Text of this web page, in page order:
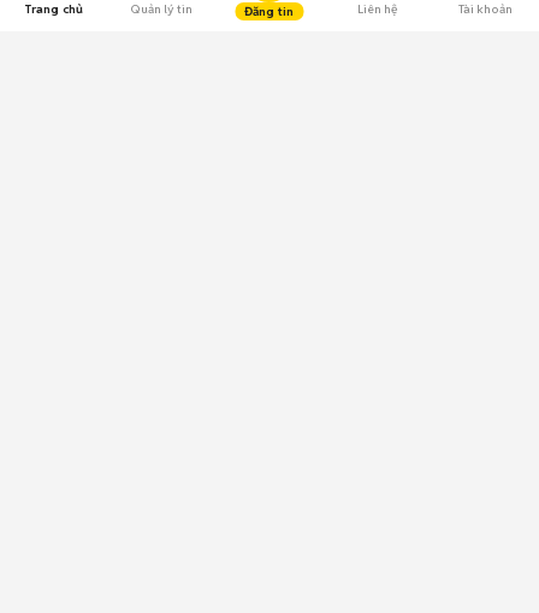
Trang chủ Quản lý tin Đăng tin Liên hệ Tài khoản